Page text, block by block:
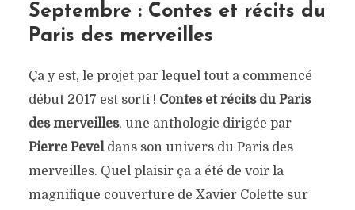
Septembre : Contes et récits du
Paris des merveilles
Ça y est, le projet par lequel tout a commencé
début 2017 est sorti ! Contes et récits du Paris
des merveilles, une anthologie dirigée par
Pierre Peveldans son univers du Paris des
merveilles. Quel plaisir ça a été de voir la
magnifique couverture de Xavier Colette sur